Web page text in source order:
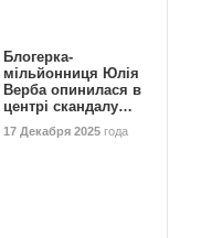
Блогерка-
мільйонниця Юлія
Верба опинилася в
центрі скандалу…
17 Декабря 2025 года